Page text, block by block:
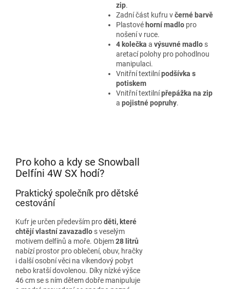
zip.
Zadní část kufru včerné barvě
Plastové horní madlopro
nošení v ruce.
4 kolečka a výsuvné madlos
aretací polohy pro pohodlnou
manipulaci.
Vnitřní textilnípodšívka s
potiskem
Vnitřní textilnípřepážka na zip
a pojistné popruhy.
Pro koho a kdy se Snowball
Delfíni 4W SX hodí?
Praktický společník pro dětské
cestování
Kufr je určen především proděti, které
chtějí vlastní zavazadlo s veselým
motivem delfínů a moře. Objem28 litrů
nabízí prostor pro oblečení, obuv, hračky
i další osobní věci na víkendový pobyt
nebo kratší dovolenou. Díky nízké výšce
46 cm se s ním dětem dobře manipuluje